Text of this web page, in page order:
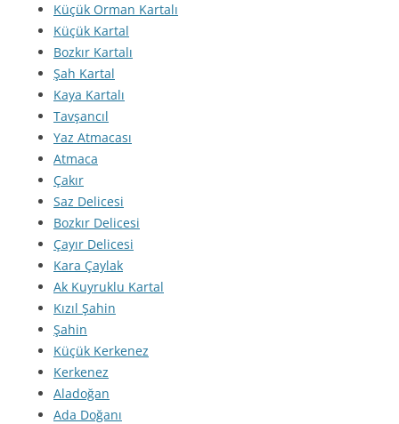
Küçük Orman Kartalı
Küçük Kartal
Bozkır Kartalı
Şah Kartal
Kaya Kartalı
Tavşancıl
Yaz Atmacası
Atmaca
Çakır
Saz Delicesi
Bozkır Delicesi
Çayır Delicesi
Kara Çaylak
Ak Kuyruklu Kartal
Kızıl Şahin
Şahin
Küçük Kerkenez
Kerkenez
Aladoğan
Ada Doğanı